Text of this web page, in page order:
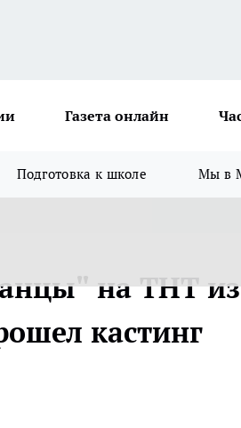
Газета онлайн
Подготовка к школе Мы в
на ТНТ
кастинг